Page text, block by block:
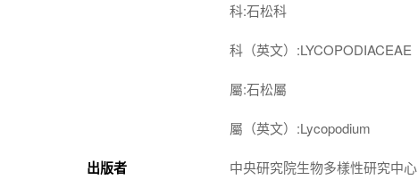
科:石松科
科（英文）:LYCOPODIACEAE
屬:石松屬
屬（英文）:Lycopodium
出版者 中央研究院生物多樣性研究中心